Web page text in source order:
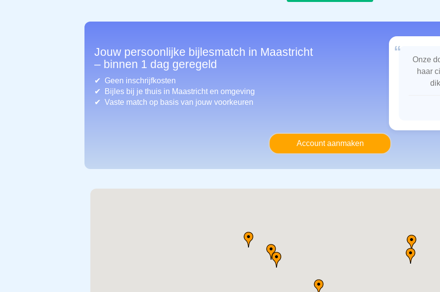
Jouw persoonlijke bijlesmatch in Maastricht
– binnen 1 dag geregeld
Geen inschrijfkosten
Bijles bij je thuis in Maastricht en omgeving
Vaste match op basis van jouw voorkeuren
“
Onze
haar
Account aanmaken